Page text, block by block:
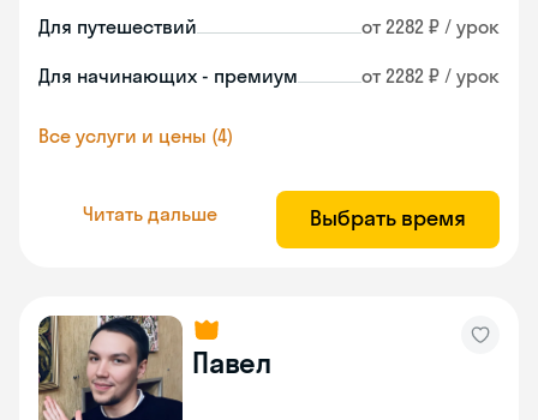
Для путешествий от 2282 ₽ / урок
Для начинающих - премиум от 2282 ₽ / урок
Все услуги и цены (4)
Читать дальше Выбрать время
Павел